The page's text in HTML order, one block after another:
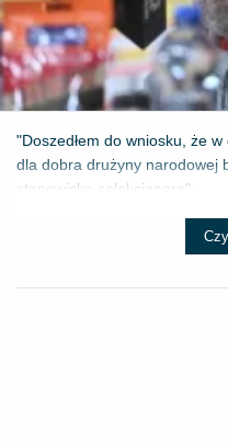
"Doszedłem do wniosku, że
dla dobra drużyny narodowej
stanowiska selekcjonera" - ...